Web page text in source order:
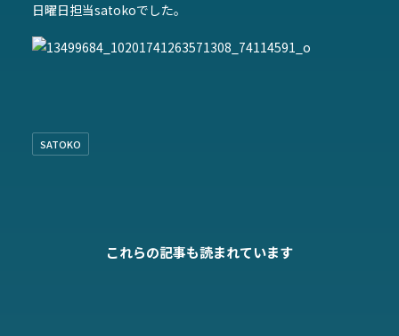
日曜日担当satokoでした。
SATOKO
これらの記事も読まれています